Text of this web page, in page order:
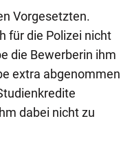
Vorgesetzten.
für die Polizei nicht
die Bewerberin ihm
extra abgenommen
dabei nicht zu